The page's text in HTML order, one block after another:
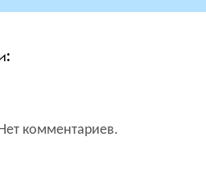
комментариев.